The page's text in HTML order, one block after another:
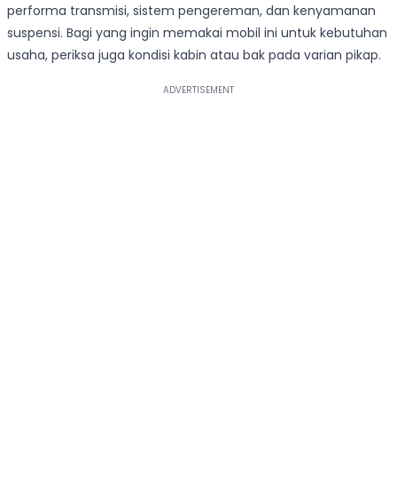
performa transmisi, sistem pengereman, dan kenyamanan
suspensi. Bagi yang ingin memakai mobil ini untuk kebutuhan
usaha, periksa juga kondisi kabin atau bak pada varian pikap.